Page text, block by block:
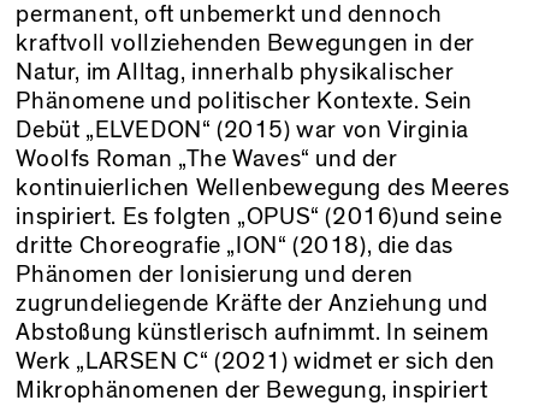
permanent, oft unbemerkt und dennoch
kraftvoll vollziehenden Bewegungen in der
Natur, im Alltag, innerhalb physikalischer
Phänomene und politischer Kontexte. Sein
Debüt „ELVEDON“ (2015) war von Virginia
Woolfs Roman „The Waves“ und der
kontinuierlichen Wellenbewegung des Meeres
inspiriert. Es folgten „OPUS“ (2016)und seine
dritte Choreografie „ION“ (2018), die das
Phänomen der Ionisierung und deren
zugrundeliegende Kräfte der Anziehung und
Abstoßung künstlerisch aufnimmt. In seinem
Werk „LARSEN C“ (2021) widmet er sich den
Mikrophänomenen der Bewegung, inspiriert